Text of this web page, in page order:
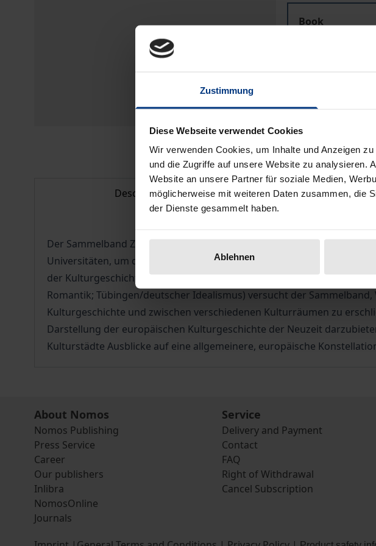
Zustimmung
Diese Webseite verwendet Cookies
Wir verwenden Cookies, um Inhalte und Anzeigen
und die Zugriffe auf unsere Website zu analysieren.
Website an unsere Partner für soziale Medien,
möglicherweise mit weiteren Daten zusammen, die
der Dienste gesammelt haben.
Ablehnen
Book
Add to Cart
Delivery cost notice
Description
Der Sammelband Zentren in der europäischen Kulturgeschichte ist
Universitäten, um die ersten Grundsteine einer zukünftigen
der Kulturgeschichte verschiedener Zeitabschnitte (z.B. Urbino/
Romantik; Tübingen/deutscher Idealismus) versucht der
Kulturgeschichte und zwischen verschiedenen Kulturräumen zu
Darstellung der europäischen Kulturgeschichte der Neuzeit
Kulturstädte Ausblicke auf eine allgemeinere, europäische
About Nomos
Nomos Publishing
Press Service
Career
Our publishers
Inlibra
NomosOnline
Journals
Service
Delivery and Payment
Contact
FAQ
Right of Withdrawal
Cancel Subscription